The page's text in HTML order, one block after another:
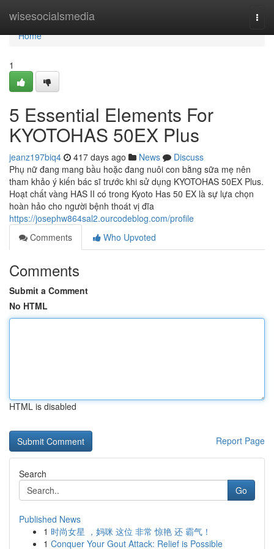
wisesocialsmedia
Home
Home
1
5 Essential Elements For
KYOTOHAS 50EX Plus
jeanz197biq4 417 days ago News
Discuss
Phụ nữ đang mang bầu hoặc đang nuôi con bằng sữa mẹ nên
tham khảo ý kiến bác sĩ trước khi sử dụng KYOTOHAS 50EX Plus.
Hoạt chất vàng HAS II có trong Kyoto Has 50 EX là sự lựa chọn
hoàn hảo cho người bệnh thoát vị đĩa
https://josephw864sal2.ourcodeblog.com/profile
Comments
Who Upvoted
Comments
Submit a Comment
No HTML
HTML is disabled
Report Page
Search
Go
Published News
1 时尚女星 ，妈咪 这位 非常 惊艳 还 霸气！
1 Conquer Your Gout Attack: Relief is Possible